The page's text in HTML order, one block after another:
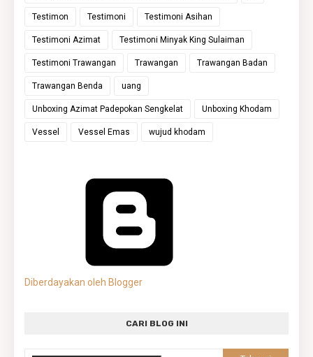
Testimon Testimoni Testimoni Asihan
Testimoni Azimat Testimoni Minyak King Sulaiman
Testimoni Trawangan Trawangan Trawangan Badan
Trawangan Benda uang
Unboxing Azimat Padepokan Sengkelat Unboxing Khodam
Vessel Vessel Emas wujud khodam
Diberdayakan oleh Blogger
CARI BLOG INI